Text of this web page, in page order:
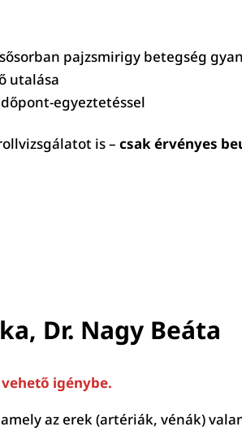
pajzsmirigy betegség
utalása
egyeztetéssel
is –csak érvényes
Dr. Nagy Beáta
igénybe.
az erek (artériák, vénák)